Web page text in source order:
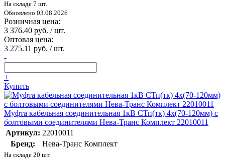
На складе 7 шт.
Обновлено 03.08.2026
Розничная цена:
3 376.40 руб. / шт.
Оптовая цена:
3 275.11 руб. / шт.
-
+
Купить
Муфта кабельная соединительная 1кВ СТп(тк) 4х(70-120мм) с
болтовыми соединителями Нева-Транс Комплект 22010011
Артикул: 22010011
Бренд:
Нева-Транс Комплект
На складе 20 шт.